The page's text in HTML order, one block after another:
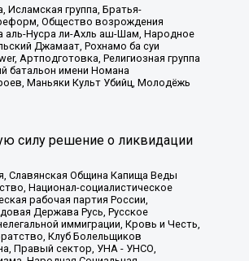
группа, Братья-
Общество возрождения
аль-Нусра ли-Ахль аш-Шам, Народное
Джамаат, Рохнамо ба суи
Артподготовка, Религиозная группа
батальон имени Номана
Маньяки Культ Убийц, Молодёжь
силу решение о ликвидации
Славянская Община Капища Веды
Национал-социалистическое
рабочая партия России,
Держава Русь, Русское
иммиграции, Кровь и Честь,
Клуб Болельщиков
Правый сектор, УНА - УНСО,